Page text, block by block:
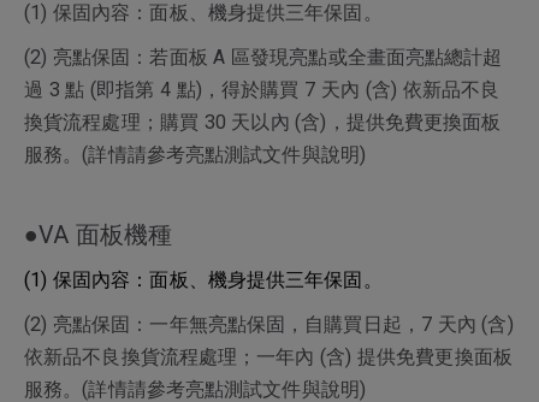
(1) 保固內容：面板、機身提供三年保固。
(2) 亮點保固：若面板 A 區發現亮點或全畫面亮點總計超
過 3 點 (即指第 4 點)，得於購買 7 天內 (含) 依新品不良
換貨流程處理；購買 30 天以內 (含)，提供免費更換面板
服務。(詳情請參考亮點測試文件與說明)
●VA 面板機種
(1) 保固內容：面板、機身提供三年保固。
(2) 亮點保固：一年無亮點保固，自購買日起，7 天內 (含)
依新品不良換貨流程處理；一年內 (含) 提供免費更換面板
服務。(詳情請參考亮點測試文件與說明)